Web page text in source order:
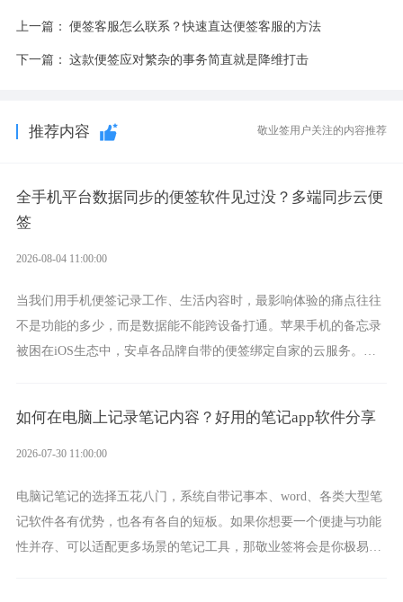
上一篇： 便签客服怎么联系？快速直达便签客服的方法
下一篇： 这款便签应对繁杂的事务简直就是降维打击
推荐内容 敬业签用户关注的内容推荐
全手机平台数据同步的便签软件见过没？多端同步云便
签
2026-08-04 11:00:00
当我们用手机便签记录工作、生活内容时，最影响体验的痛点往往
不是功能的多少，而是数据能不能跨设备打通。苹果手机的备忘录
被困在iOS生态中，安卓各品牌自带的便签绑定自家的云服务。而
如何在电脑上记录笔记内容？好用的笔记app软件分享
2026-07-30 11:00:00
电脑记笔记的选择五花八门，系统自带记事本、word、各类大型笔
记软件各有优势，也各有各自的短板。如果你想要一个便捷与功能
性并存、可以适配更多场景的笔记工具，那敬业签将会是你极易上